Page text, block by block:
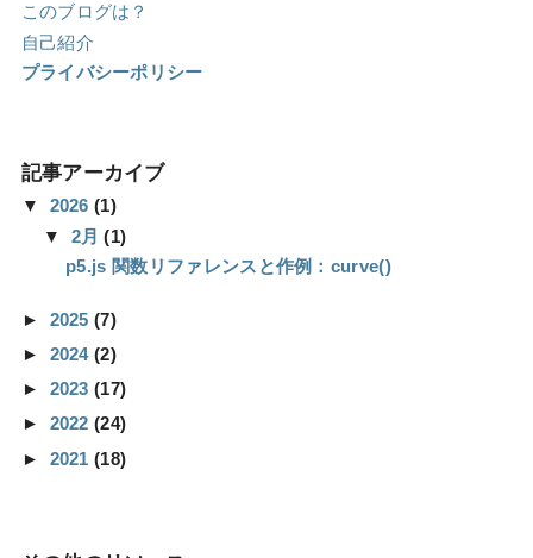
このブログは？
自己紹介
プライバシーポリシー
記事アーカイブ
▼ 2026(1)
▼ 2月(1)
p5.js 関数リファレンスと作例：curve()
► 2025(7)
► 2024(2)
► 2023(17)
► 2022(24)
► 2021(18)